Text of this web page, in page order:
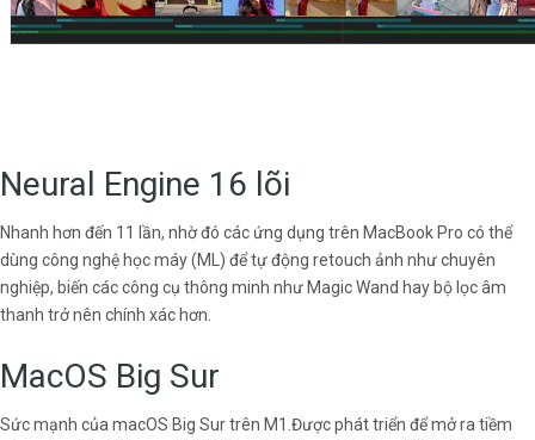
Neural Engine 16 lõi
Nhanh hơn đến 11 lần, nhờ đó các ứng dụng trên MacBook Pro có thể
dùng công nghệ học máy (ML) để tự động retouch ảnh như chuyên
nghiệp, biến các công cụ thông minh như Magic Wand hay bộ lọc âm
thanh trở nên chính xác hơn.
MacOS Big Sur
Sức mạnh của macOS Big Sur trên M1.Được phát triển để mở ra tiềm